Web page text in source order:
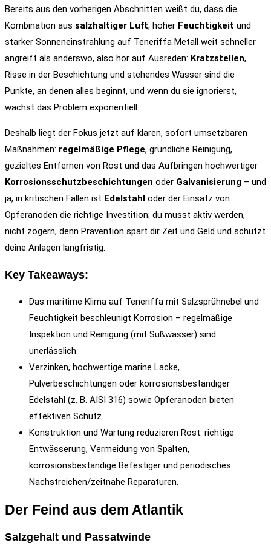
Bereits aus den vorherigen Abschnitten weißt du, dass die
Kombination aus salzhaltiger Luft, hoher Feuchtigkeit und
starker Sonneneinstrahlung auf Teneriffa Metall weit schneller
angreift als anderswo, also hör auf Ausreden: Kratzstellen,
Risse in der Beschichtung und stehendes Wasser sind die
Punkte, an denen alles beginnt, und wenn du sie ignorierst,
wächst das Problem exponentiell.
Deshalb liegt der Fokus jetzt auf klaren, sofort umsetzbaren
Maßnahmen: regelmäßige Pflege, gründliche Reinigung,
gezieltes Entfernen von Rost und das Aufbringen hochwertiger
Korrosionsschutzbeschichtungen oder Galvanisierung – und
ja, in kritischen Fällen ist Edelstahl oder der Einsatz von
Opferanoden die richtige Investition; du musst aktiv werden,
nicht zögern, denn Prävention spart dir Zeit und Geld und schützt
deine Anlagen langfristig.
Key Takeaways:
Das maritime Klima auf Teneriffa mit Salzsprühnebel und
Feuchtigkeit beschleunigt Korrosion – regelmäßige
Inspektion und Reinigung (mit Süßwasser) sind
unerlässlich.
Verzinken, hochwertige marine Lacke,
Pulverbeschichtungen oder korrosionsbeständiger
Edelstahl (z. B. AISI 316) sowie Opferanoden bieten
effektiven Schutz.
Konstruktion und Wartung reduzieren Rost: richtige
Entwässerung, Vermeidung von Spalten,
korrosionsbeständige Befestiger und periodisches
Nachstreichen/zeitnahe Reparaturen.
Der Feind aus dem Atlantik
Salzgehalt und Passatwinde